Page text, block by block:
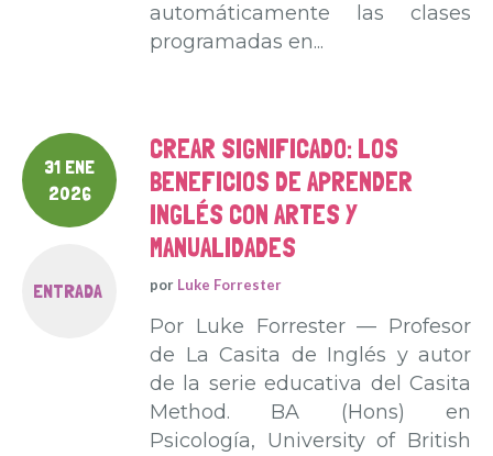
automáticamente las clases
programadas en...
31 ENE
2026
ENTRADA
CREAR SIGNIFICADO: LOS
BENEFICIOS DE APRENDER
INGLÉS CON ARTES Y
MANUALIDADES
por Luke Forrester
Por Luke Forrester — Profesor
de La Casita de Inglés y autor
de la serie educativa del Casita
Method. BA (Hons) en
Psicología, University of British